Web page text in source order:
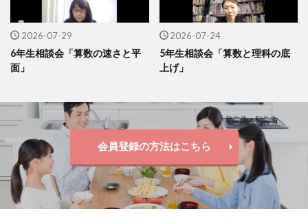
2026-07-29
6年生相談会「算数の速さと平
面」
2026-07-24
5年生相談会「算数と理科の底
上げ」
会員登録の方法はこちら